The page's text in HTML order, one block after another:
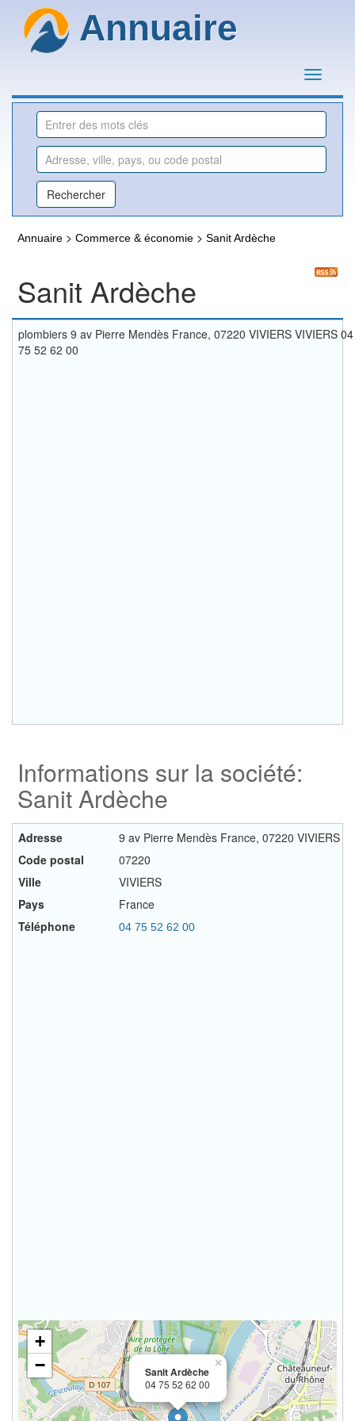
Annuaire
Annuaire > Commerce & économie > Sanit Ardèche
Sanit Ardèche
plombiers 9 av Pierre Mendès France, 07220 VIVIERS VIVIERS 04
75 52 62 00
Informations sur la société:
Sanit Ardèche
Adresse
9 av Pierre Mendès France, 07220 VIVIERS
Code postal
07220
Ville
VIVIERS
Pays
France
Téléphone
04 75 52 62 00
Sanit Ardèche
04 75 52 62 00
×
+
−